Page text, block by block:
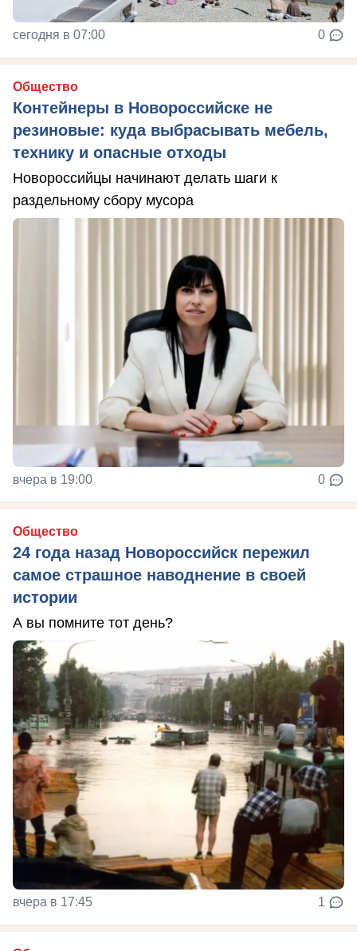
сегодня в 07:00 0
Общество
Контейнеры в Новороссийске не
резиновые: куда выбрасывать мебель,
технику и опасные отходы
Новороссийцы начинают делать шаги к
раздельному сбору мусора
вчера в 19:00 0
Общество
24 года назад Новороссийск пережил
самое страшное наводнение в своей
истории
А вы помните тот день?
вчера в 17:45 1